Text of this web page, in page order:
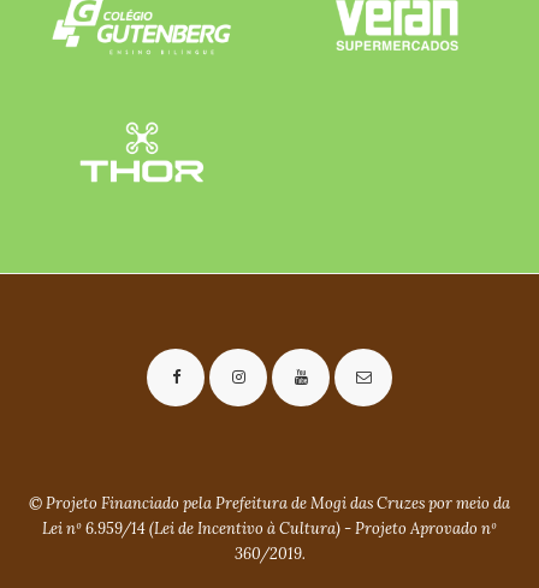
© Projeto Financiado pela Prefeitura de Mogi das Cruzes por meio da
Lei nº 6.959/14 (Lei de Incentivo à Cultura) - Projeto Aprovado nº
360/2019.